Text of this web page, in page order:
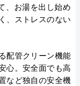
、お湯を出し始め
、ストレスのない
配管クリーン機能
心。安全面でも高
など独自の安全機